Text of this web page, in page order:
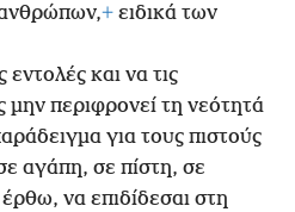
+ ειδικά των
εντολές και να τις
μην περιφρονεί τη νεότητά
για τους πιστούς
αγάπη, σε πίστη, σε
να επιδίδεσαι στη